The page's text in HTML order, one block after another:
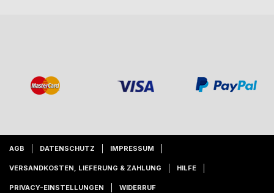
AGB DATENSCHUTZ IMPRESSUM
VERSANDKOSTEN, LIEFERUNG & ZAHLUNG HILFE
PRIVACY-EINSTELLUNGEN WIDERRUF